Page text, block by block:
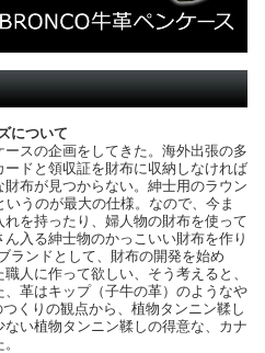
について
スの企画をしてきた。海外出張の多
ドと領収証を財布に収納しなければ
布が見つからない。紳士用のラウン
いうのが最大の仕様。なので、今ま
を持ったり、婦人物の財布を使って
入る紳士物のかっこいい財布を作り
ランドとして、財布の開発を始め
人に作って欲しい、そう考えると、
革はキップ（子牛の革）のようなや
くりの観点から、植物タンニン鞣し
い植物タンニン鞣しの得意な、カナ